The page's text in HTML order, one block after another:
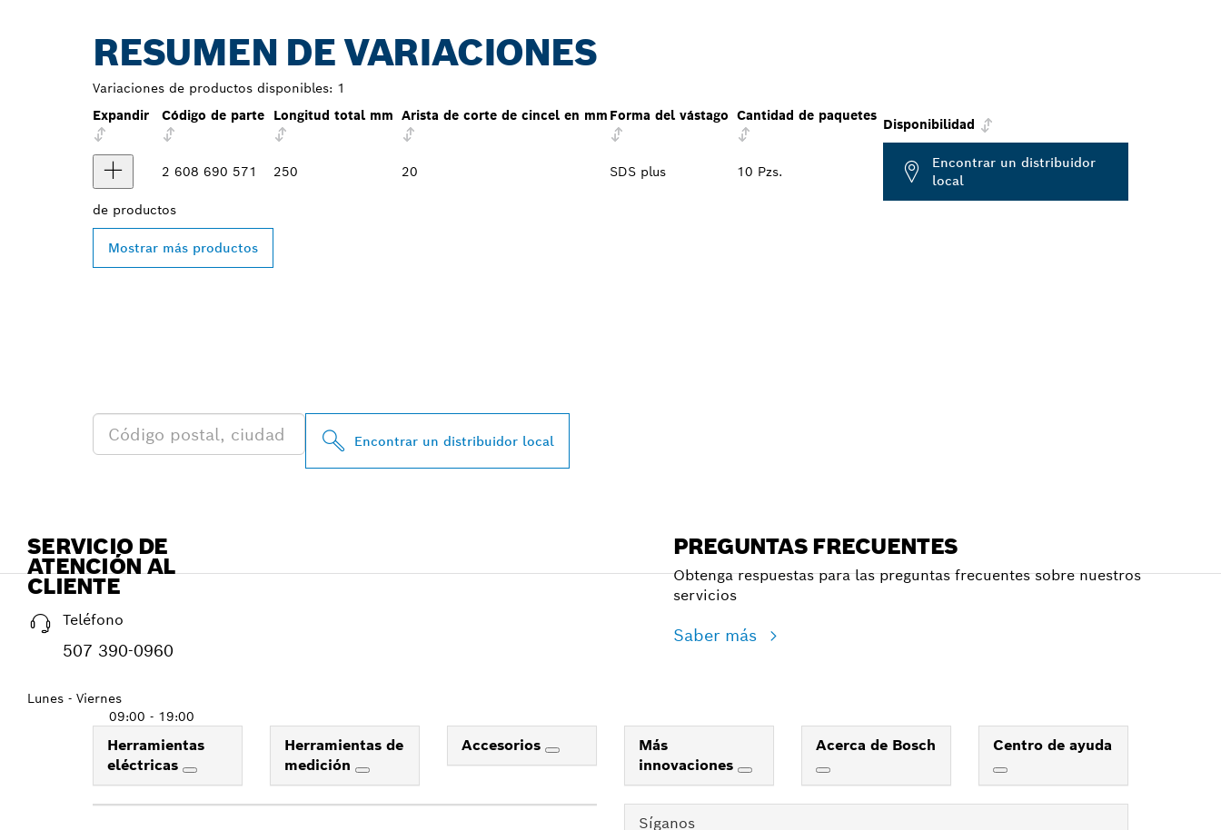
RESUMEN DE VARIACIONES
Variaciones de productos disponibles: 1
Expandir
Código de parte Longitud total mm Arista de corte de cincel en mm Forma del vástago Cantidad de paquetes
Disponibilidad
2 608 690 571 250 20 SDS plus 10 Pzs.
Encontrar un distribuidor
local
de productos
Mostrar más productos
Encontrar un distribuidor local
SERVICIO DE
ATENCIÓN AL
CLIENTE
Teléfono
507 390-0960
Lunes - Viernes
09:00 - 19:00
PREGUNTAS FRECUENTES
Obtenga respuestas para las preguntas frecuentes sobre nuestros
servicios
Saber más
Herramientas
eléctricas
Herramientas de
medición
Accesorios
Más
innovaciones
Acerca de Bosch Centro de ayuda
Síganos